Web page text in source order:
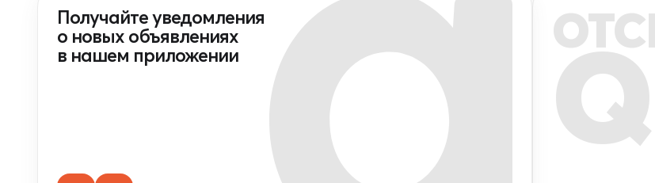
Получайте уведомления
о новых объявлениях
в нашем приложении